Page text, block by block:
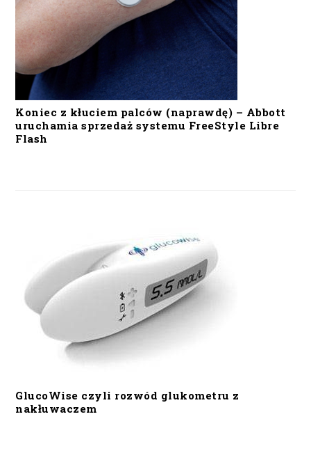
Koniec z kłuciem palców (naprawdę) – Abbott
uruchamia sprzedaż systemu FreeStyle Libre
Flash
GlucoWise czyli rozwód glukometru z
nakłuwaczem